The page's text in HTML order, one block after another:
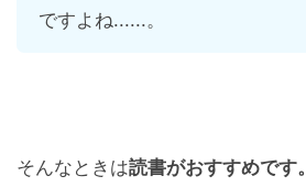
ですよね......。
そんなときは読書がおすすめです。